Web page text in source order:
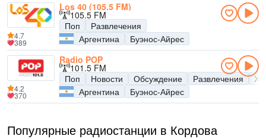
Los 40 (105.5 FM)
105.5 FM
Поп
Развлечения
Аргентина
Буэнос-Айрес
4.7
389
Radio POP
101.5 FM
Поп
Новости Обсуждение Развлечения
Аргентина
Буэнос-Айрес
4.2
370
Популярные радиостанции в Кордова